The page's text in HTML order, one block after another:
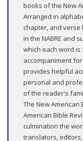
books of the New
Arranged in
chapter, and
in the NABRE and
which each word
accompaniment for
provides helpful
personal and
of the reader's
The New American
American Bible
culmination the
translators,